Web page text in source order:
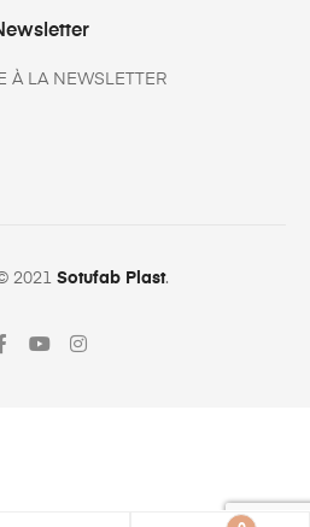
À LA NEWSLETTER
2021 Sotufab Plast.